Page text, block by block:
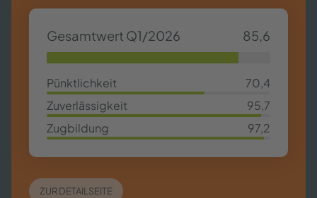
Gesamtwert Q1/2026
85,6
85,63%
Pünktlichkeit 70,4
70,4%
Zuverlässigkeit
95,7
95,7%
Zugbildung
97,2
97,2%
ZUR DETAILSEITE